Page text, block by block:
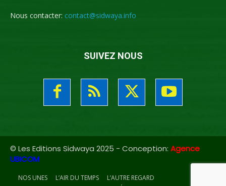
Nous contacter: contact@sidwaya.info
SUIVEZ NOUS
© Les Editions Sidwaya 2025 - Conception: Agence
UBICOM
NOS UNES L’AIR DU TEMPS
L’AUTRE REGARD